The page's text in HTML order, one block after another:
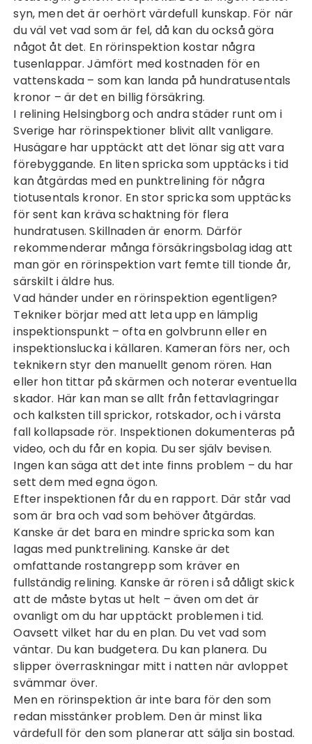
syn, men det är oerhört värdefull kunskap. För när
du väl vet vad som är fel, då kan du också göra
något åt det. En rörinspektion kostar några
tusenlappar. Jämfört med kostnaden för en
vattenskada – som kan landa på hundratusentals
kronor – är det en billig försäkring.
I relining Helsingborgoch andra städer runt om i
Sverige har rörinspektioner blivit allt vanligare.
Husägare har upptäckt att det lönar sig att vara
förebyggande. En liten spricka som upptäcks i tid
kan åtgärdas med en punktrelining för några
tiotusentals kronor. En stor spricka som upptäcks
för sent kan kräva schaktning för flera
hundratusen. Skillnaden är enorm. Därför
rekommenderar många försäkringsbolag idag att
man gör en rörinspektion vart femte till tionde år,
särskilt i äldre hus.
Vad händer under en rörinspektion egentligen?
Tekniker börjar med att leta upp en lämplig
inspektionspunkt – ofta en golvbrunn eller en
inspektionslucka i källaren. Kameran förs ner, och
teknikern styr den manuellt genom rören. Han
eller hon tittar på skärmen och noterar eventuella
skador. Här kan man se allt från fettavlagringar
och kalksten till sprickor, rotskador, och i värsta
fall kollapsade rör. Inspektionen dokumenteras på
video, och du får en kopia. Du ser själv bevisen.
Ingen kan säga att det inte finns problem – du har
sett dem med egna ögon.
Efter inspektionen får du en rapport. Där står vad
som är bra och vad som behöver åtgärdas.
Kanske är det bara en mindre spricka som kan
lagas med punktrelining. Kanske är det
omfattande rostangrepp som kräver en
fullständig relining. Kanske är rören i så dåligt skick
att de måste bytas ut helt – även om det är
ovanligt om du har upptäckt problemen i tid.
Oavsett vilket har du en plan. Du vet vad som
väntar. Du kan budgetera. Du kan planera. Du
slipper överraskningar mitt i natten när avloppet
svämmar över.
Men en rörinspektion är inte bara för den som
redan misstänker problem. Den är minst lika
värdefull för den som planerar att sälja sin bostad.